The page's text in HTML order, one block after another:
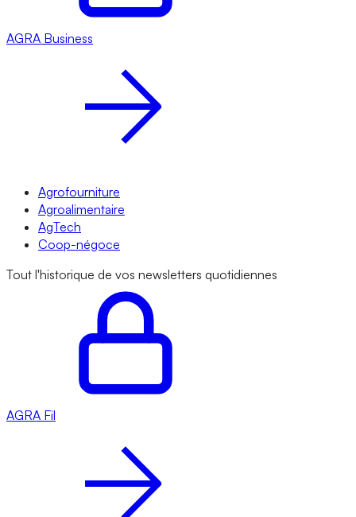
AGRA Business
Agrofourniture
Agroalimentaire
AgTech
Coop-négoce
Tout l'historique de vos newsletters quotidiennes
AGRA Fil